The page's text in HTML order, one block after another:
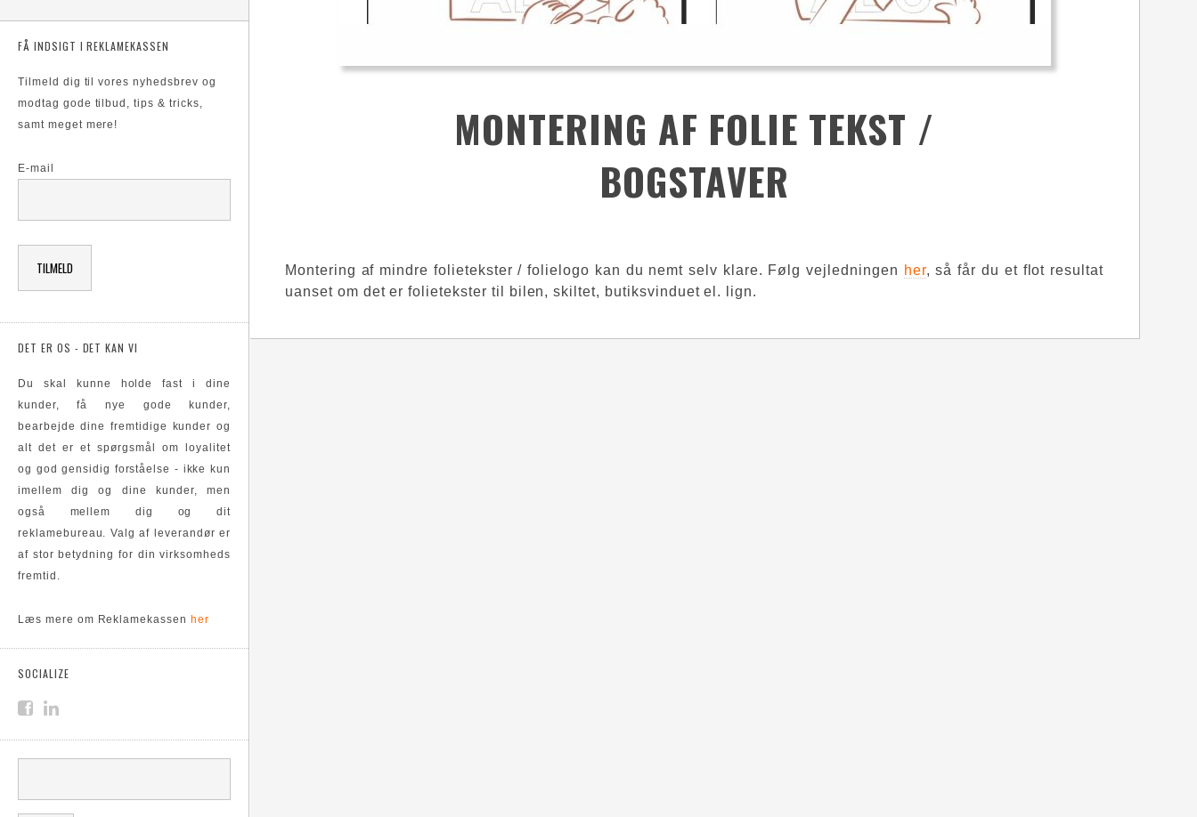
FÅ INDSIGT I REKLAMEKASSEN
Tilmeld dig til vores nyhedsbrev og
modtag gode tilbud, tips & tricks,
samt meget mere!
E-mail
DET ER OS - DET KAN VI
Du skal kunne holde fast i dine
kunder, få nye gode kunder,
bearbejde dine fremtidige kunder og
alt det er et spørgsmål om loyalitet
og god gensidig forståelse - ikke kun
imellem dig og dine kunder, men
også mellem dig og dit
reklamebureau. Valg af leverandør er
af stor betydning for din virksomheds
fremtid.
Læs mere om Reklamekassen her
SOCIALIZE
SØGEFELT
MONTERING AF FOLIE TEKST /
BOGSTAVER
Montering af mindre folietekster / folielogo kan du nemt selv klare. Følg vejledningen her, så får du et flot resultat
uanset om det er folietekster til bilen, skiltet, butiksvinduet el. lign.